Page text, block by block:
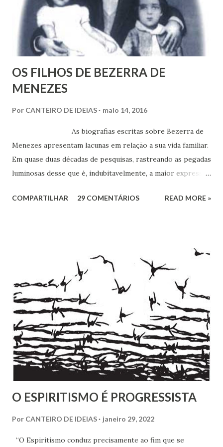
OS FILHOS DE BEZERRA DE
MENEZES
Por CANTEIRO DE IDEIAS maio 14, 2016
As biografias escritas sobre Bezerra de
Menezes apresentam lacunas em relação a sua vida familiar.
Em quase duas décadas de pesquisas, rastreando as pegadas
luminosas desse que é, indubitavelmente, a maior expressão
documentos que nos permitem esclarecer um pouco mais
Damas Martins e, particularmente, da querida amiga Lúcia
Bezerra, sobrinha-bisneta de Bezerra, residente em
Fortaleza, conseguimos montar a maior parte desse
intricado quebra-cabeças, cujas informações
compartilhamos neste mês em que relembramos os 180
anos de seu nascimento. Bezerra casou-se...
COMPARTILHAR 29 COMENTÁRIOS READ MORE »
O ESPIRITISMO É PROGRESSISTA
Por CANTEIRO DE IDEIAS janeiro 29, 2022
“O Espiritismo conduz precisamente ao fim que se